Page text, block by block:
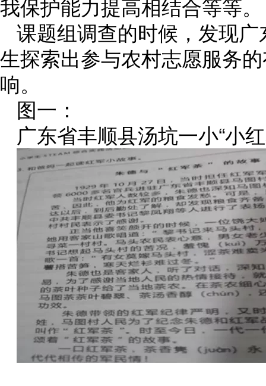
我保护能力提高相结合等等。
课题组调查的时候，发现
生探索出参与农村志愿服务
响。
图一：
广东省丰顺县汤坑一小“小